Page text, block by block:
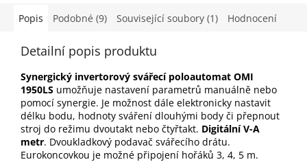
Popis Podobné (9) Související soubory (1) Hodnocení
Detailní popis produktu
Synergický invertorový svářecí poloautomat OMI
1950LS umožňuje nastavení parametrů manuálně nebo
pomocí synergie. Je možnost dále elektronicky nastavit
délku bodu, hodnoty sváření dlouhými body či přepnout
stroj do režimu dvoutakt nebo čtyřtakt. Digitální V-A
metr. Dvoukladkový podavač svářecího drátu.
Eurokoncovkou je možné připojení hořáků 3, 4, 5 m.